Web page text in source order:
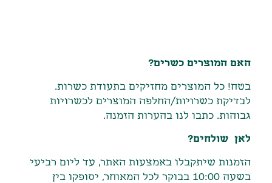
האם המוצרים כשרים?
בטח! כל המוצרים מחזיקים בתעודת כשרות.
לבדיקת כשרויות/החלפה המוצרים לכשרויות
גבוהות. כתבו לנו בהערות הזמנה.
לאן שולחים?
הזמנות שיתקבלו באמצעות האתר, עד ליום רביעי
בשעה
בבוקר לכל המאוחר, יסופקו בין